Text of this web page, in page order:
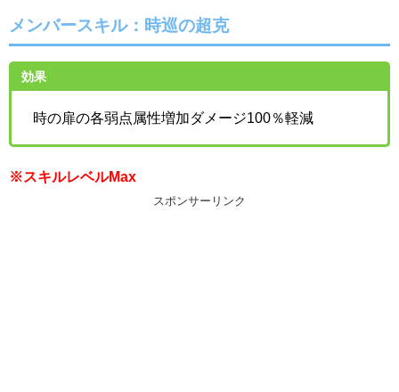
メンバースキル：時巡の超克
効果
時の扉の各弱点属性増加ダメージ100％軽減
※スキルレベルMax
スポンサーリンク